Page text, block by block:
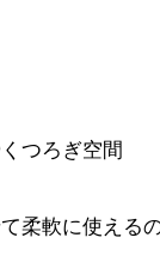
つろぎ空間
柔軟に使える